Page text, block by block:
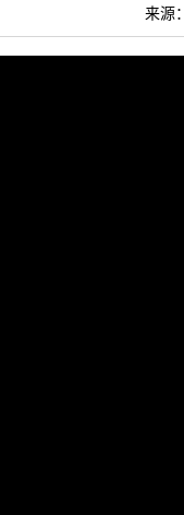
来源